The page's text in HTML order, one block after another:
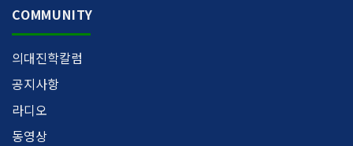
COMMUNITY
의대진학칼럼
공지사항
라디오
동영상